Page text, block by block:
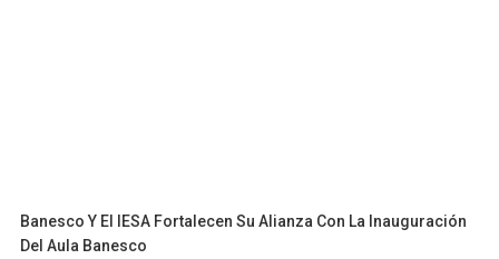
Banesco Y El IESA Fortalecen Su Alianza Con La Inauguración
Del Aula Banesco